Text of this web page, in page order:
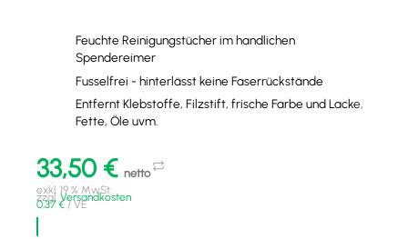
Feuchte Reinigungstücher im handlichen
Spendereimer
Fusselfrei - hinterlässt keine Faserrückstände
Entfernt Klebstoffe, Filzstift, frische Farbe und Lacke,
Fette, Öle uvm.
33,50 € netto
exkl. 19 % MwSt.
zzgl. Versandkosten
0,37€ /VE